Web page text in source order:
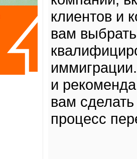
клиентов и
вам
и
вам
процесс